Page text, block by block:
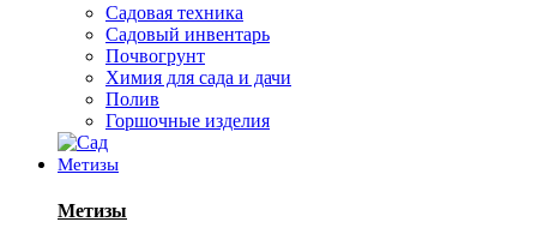
Садовая техника
Садовый инвентарь
Почвогрунт
Химия для сада и дачи
Полив
Горшочные изделия
Метизы
Метизы